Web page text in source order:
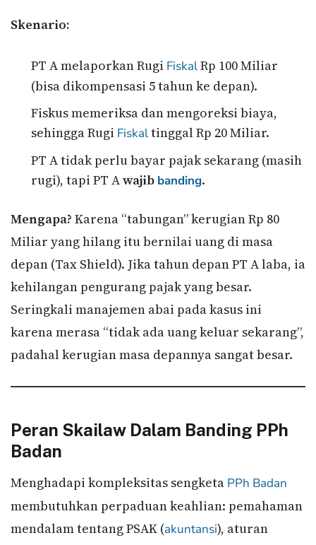
Skenario:
PT A melaporkan Rugi FiskalRp 100 Miliar
(bisa dikompensasi 5 tahun ke depan).
Fiskus memeriksa dan mengoreksi biaya,
sehingga Rugi Fiskaltinggal Rp 20 Miliar.
PT A tidak perlu bayar pajak sekarang (masih
rugi), tapi PT Awajib banding.
Mengapa? Karena “tabungan” kerugian Rp 80
Miliar yang hilang itu bernilai uang di masa
depan (Tax Shield). Jika tahun depan PT A laba, ia
kehilangan pengurang pajak yang besar.
Seringkali manajemen abai pada kasus ini
karena merasa “tidak ada uang keluar sekarang”,
padahal kerugian masa depannya sangat besar.
Peran Skailaw Dalam Banding PPh
Badan
Menghadapi kompleksitas sengketa PPh Badan
membutuhkan perpaduan keahlian: pemahaman
mendalam tentang PSAK (akuntansi), aturan